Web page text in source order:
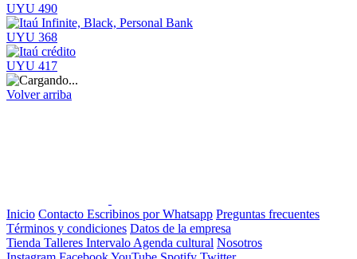
UYU 490
UYU 368
UYU 417
Volver arriba
Inicio Contacto Escribinos por Whatsapp Preguntas frecuentes
Términos y condiciones Datos de la empresa
Tienda Talleres Intervalo Agenda cultural Nosotros